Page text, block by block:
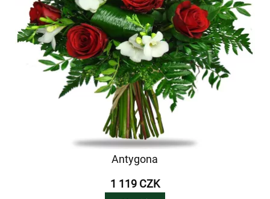
Antygona
1 119 CZK